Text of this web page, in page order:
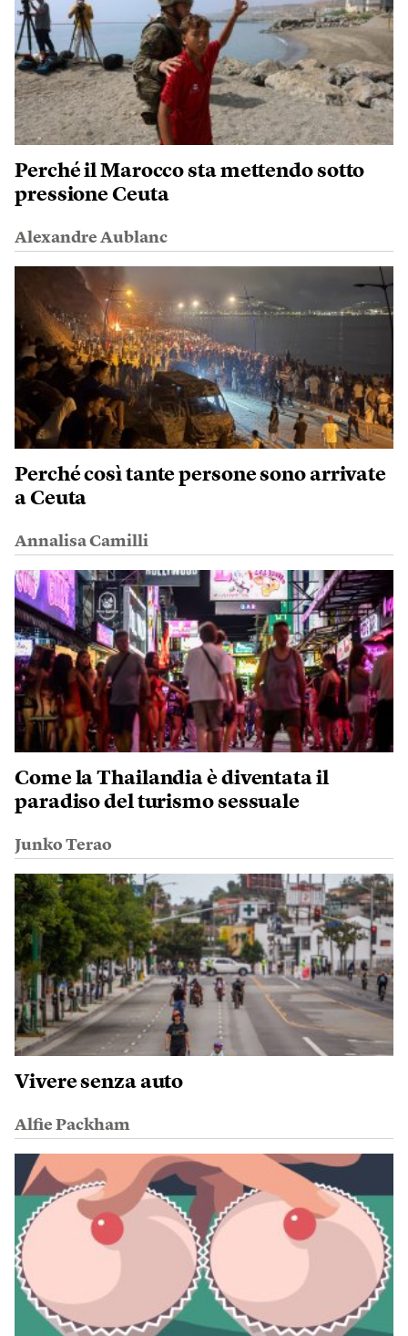
Perché il Marocco sta mettendo sotto
pressione Ceuta
Alexandre Aublanc
Perché così tante persone sono arrivate
a Ceuta
Annalisa Camilli
Come la Thailandia è diventata il
paradiso del turismo sessuale
Junko Terao
Vivere senza auto
Alfie Packham